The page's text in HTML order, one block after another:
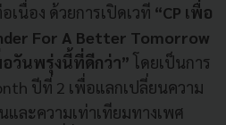
นื่อง ด้วยการเปิดเวที “CP เพื่อ
For A Better Tomorrow
วันพรุ่งนี้ที่ดีกว่า” โดยเป็นการ
ปีที่ 2 เพื่อแลกเปลี่ยนความ
ละความเท่าเทียมทางเพศ